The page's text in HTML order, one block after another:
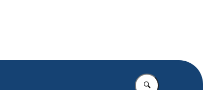
Vul in wat u